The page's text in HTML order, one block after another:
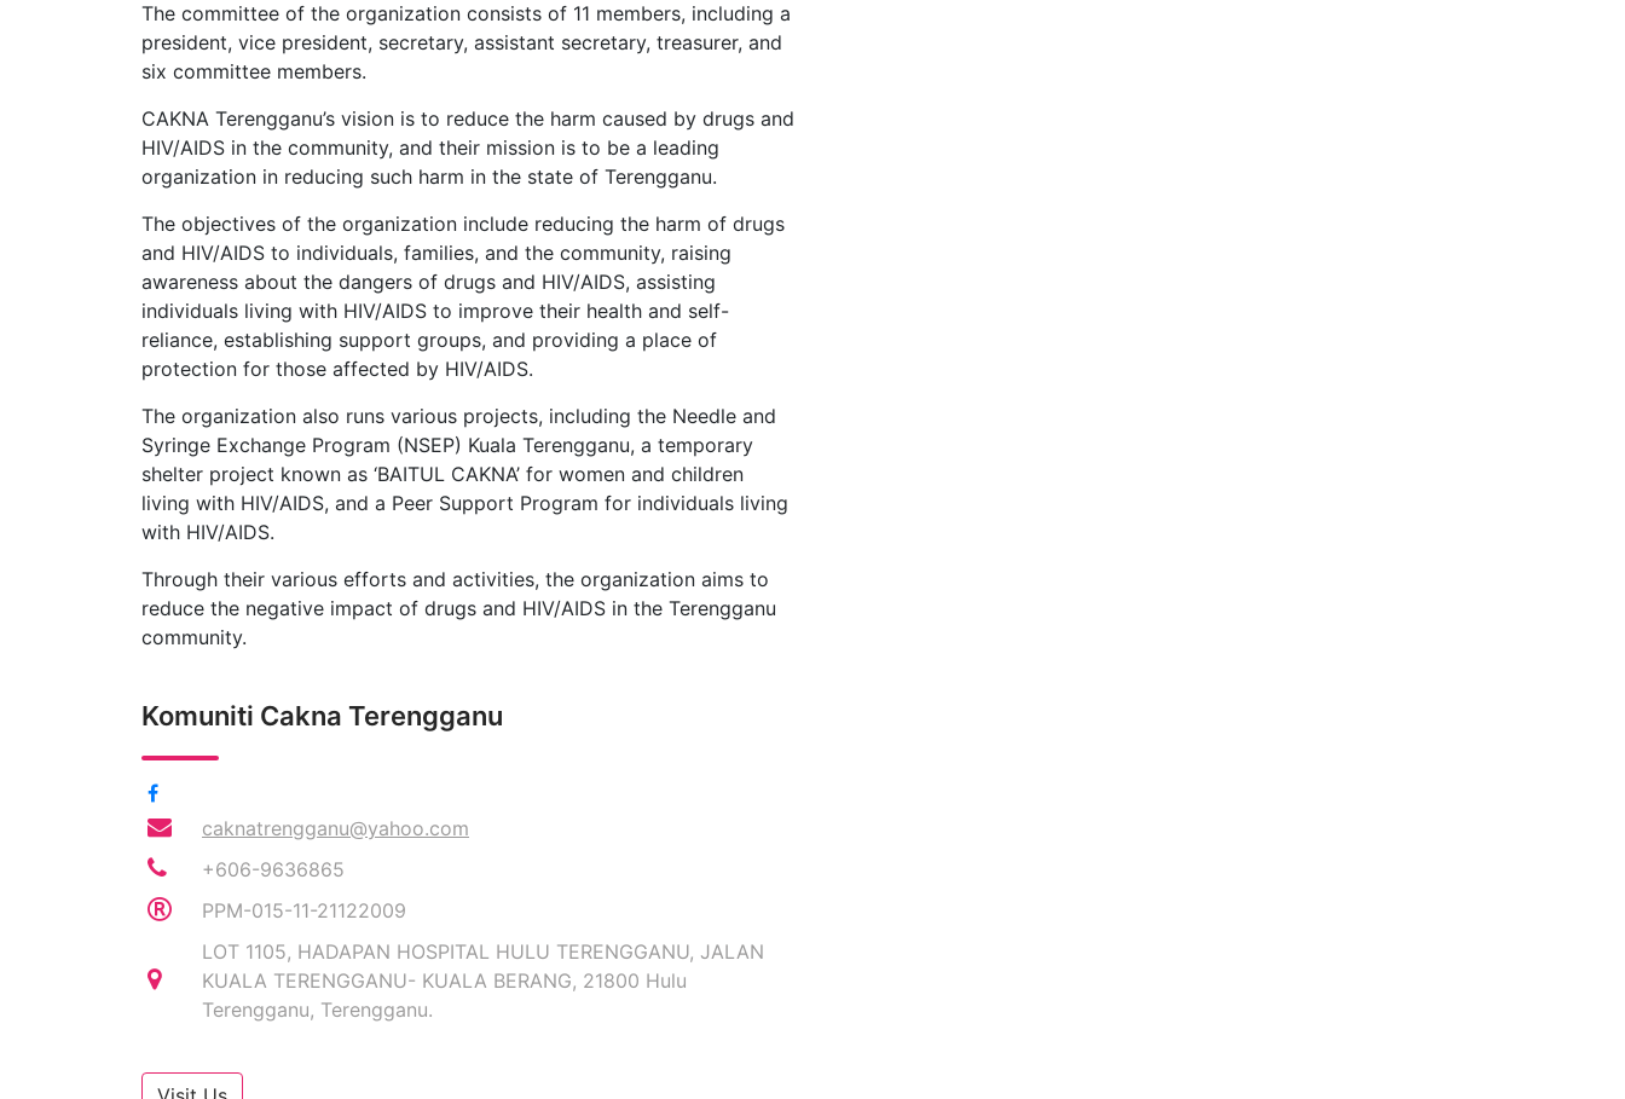
The committee of the organization consists of 11 members, including a
president, vice president, secretary, assistant secretary, treasurer, and
six committee members.
CAKNA Terengganu’s vision is to reduce the harm caused by drugs and
HIV/AIDS in the community, and their mission is to be a leading
organization in reducing such harm in the state of Terengganu.
The objectives of the organization include reducing the harm of drugs
and HIV/AIDS to individuals, families, and the community, raising
awareness about the dangers of drugs and HIV/AIDS, assisting
individuals living with HIV/AIDS to improve their health and self-
reliance, establishing support groups, and providing a place of
protection for those affected by HIV/AIDS.
The organization also runs various projects, including the Needle and
Syringe Exchange Program (NSEP) Kuala Terengganu, a temporary
shelter project known as ‘BAITUL CAKNA’ for women and children
living with HIV/AIDS, and a Peer Support Program for individuals living
with HIV/AIDS.
Through their various efforts and activities, the organization aims to
reduce the negative impact of drugs and HIV/AIDS in the Terengganu
community.
Komuniti Cakna Terengganu
caknatrengganu@yahoo.com
+606-9636865
PPM-015-11-21122009
LOT 1105, HADAPAN HOSPITAL HULU TERENGGANU, JALAN
KUALA TERENGGANU- KUALA BERANG, 21800 Hulu
Terengganu, Terengganu.